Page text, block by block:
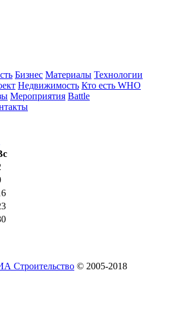
Бизнес Материалы Технологии
Недвижимость Кто есть WHO
Мероприятия Battle
Строительство © 2005-2018